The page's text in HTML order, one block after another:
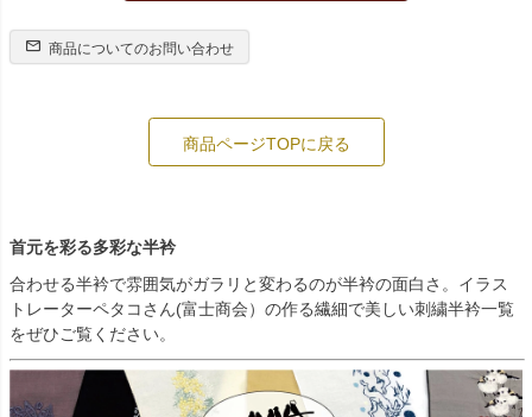
商品についてのお問い合わせ
商品ページTOPに戻る
首元を彩る多彩な半衿
合わせる半衿で雰囲気がガラリと変わるのが半衿の面白さ。イラス
トレーターペタコさん(富士商会）の作る繊細で美しい刺繍半衿一覧
をぜひご覧ください。